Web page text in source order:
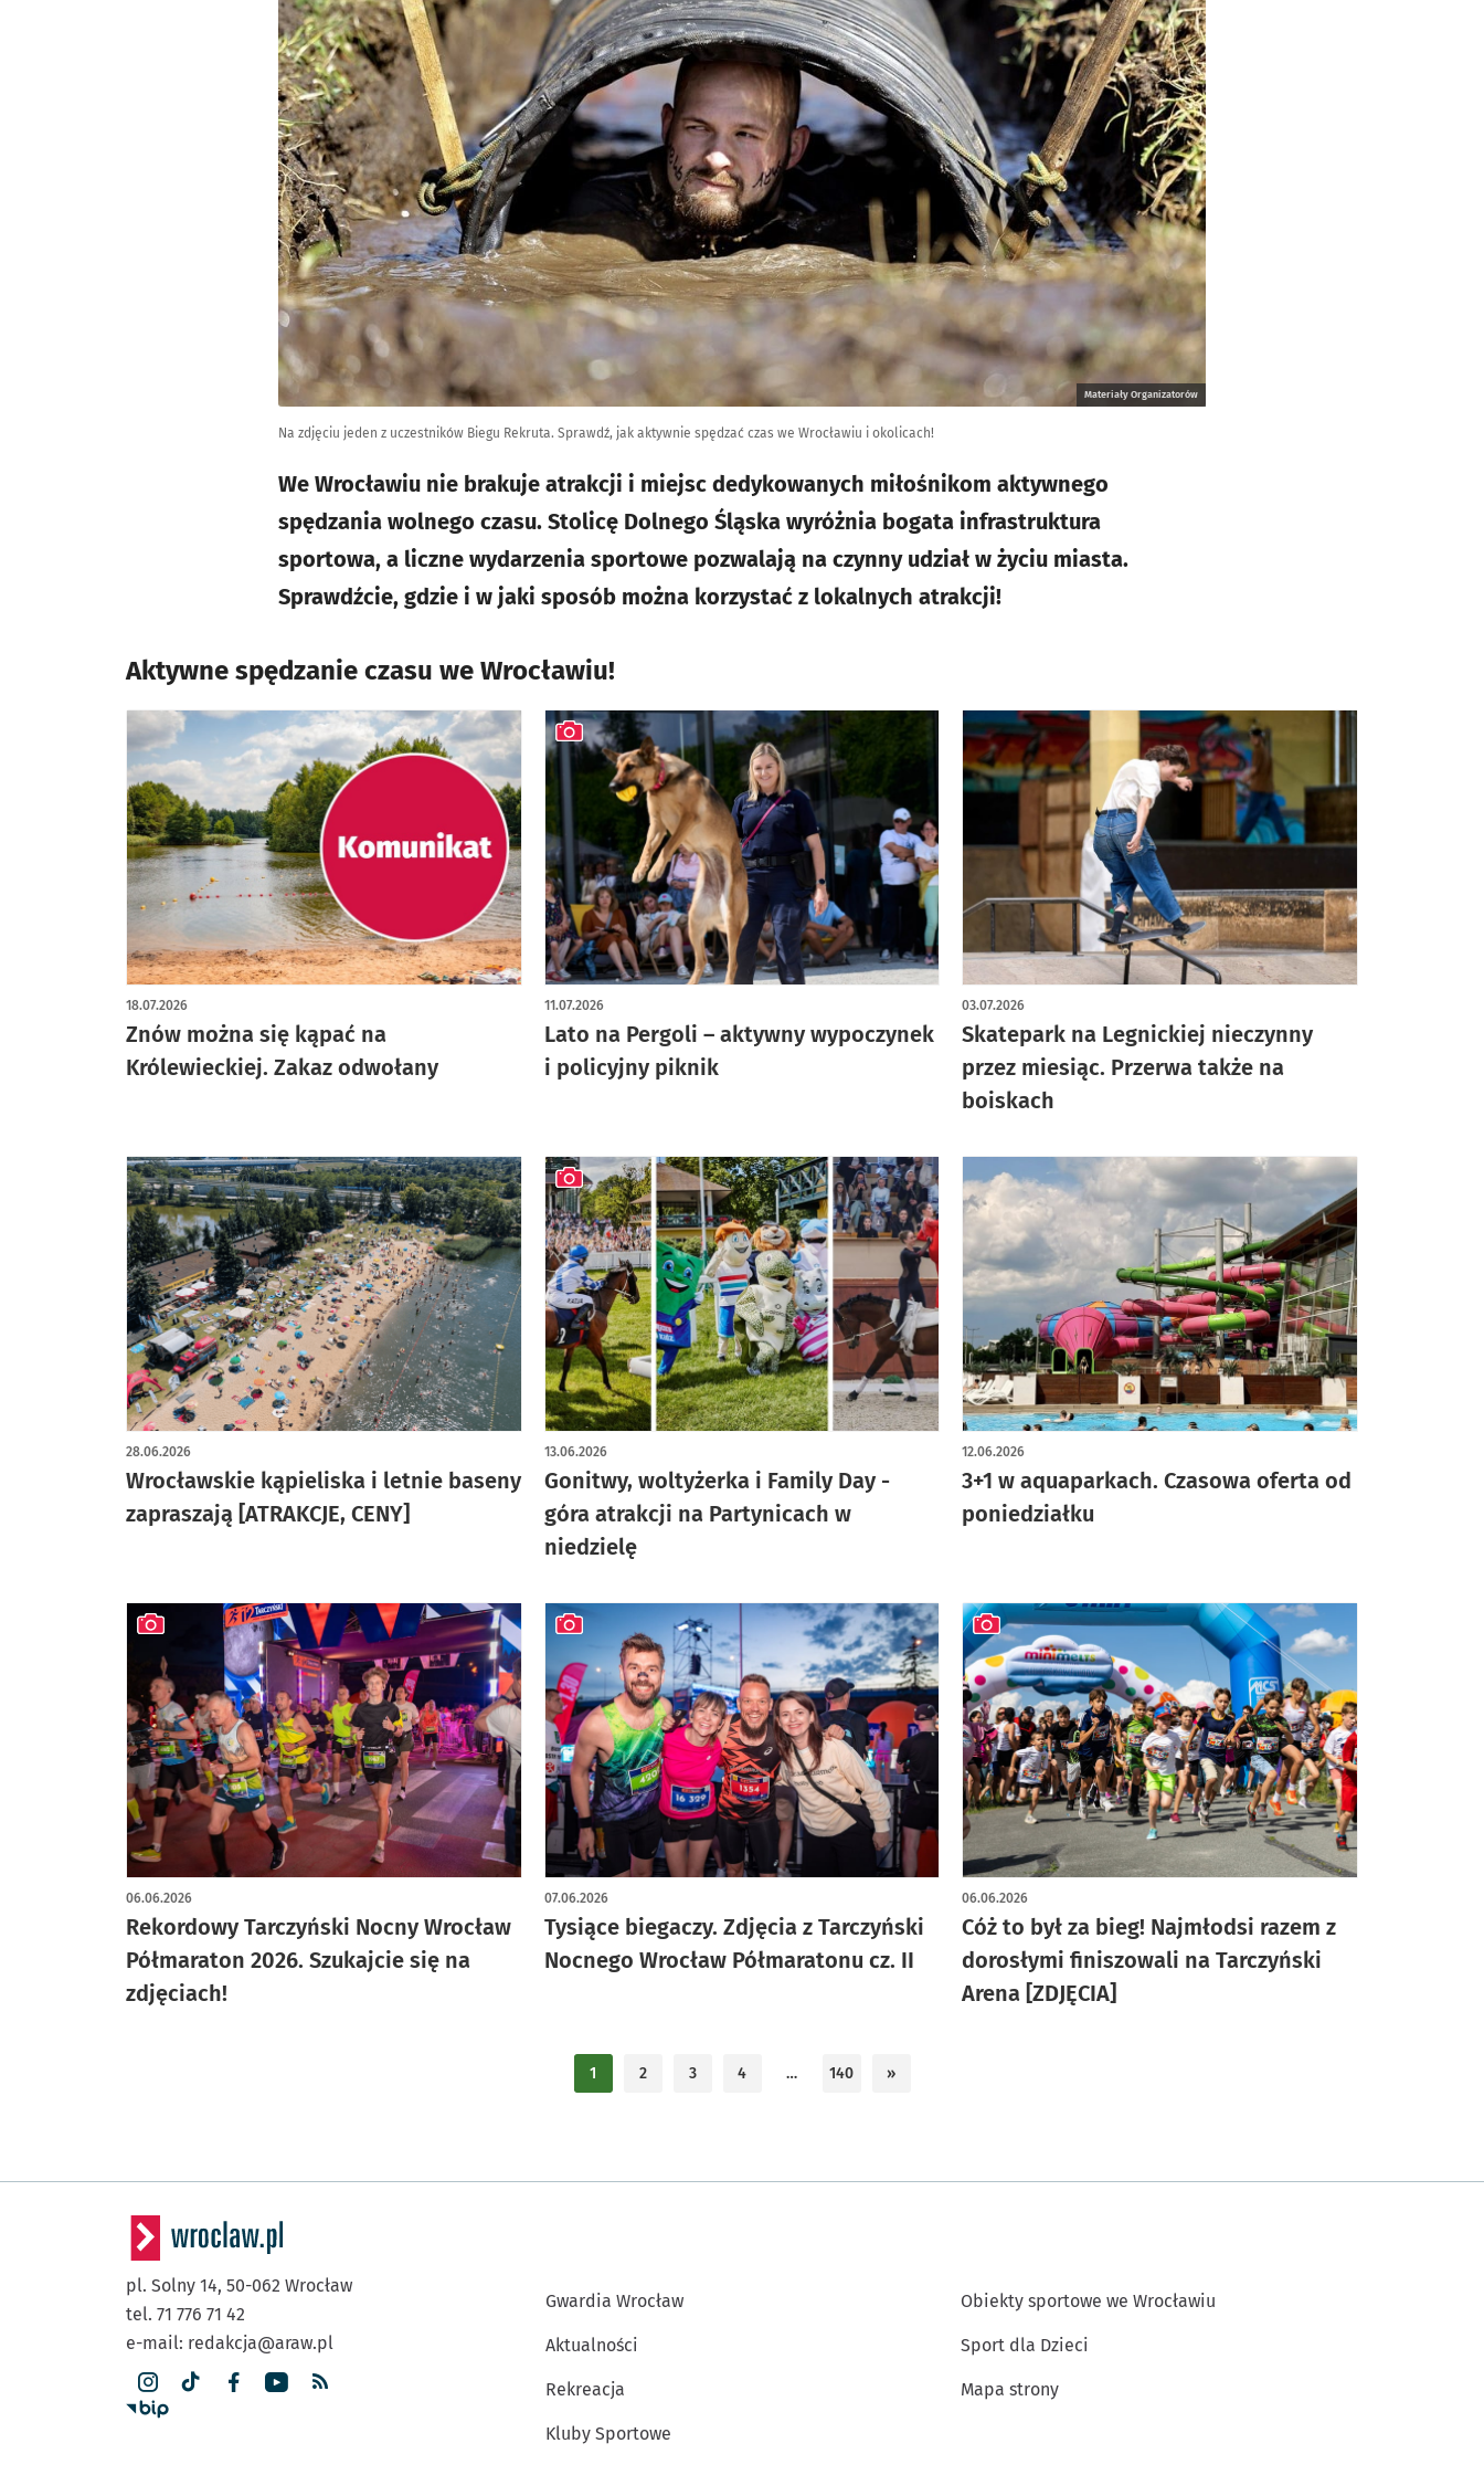
Materiały Organizatorów
Na zdjęciu jeden z uczestników Biegu Rekruta. Sprawdź, jak aktywnie spędzać czas we Wrocławiu i okolicach!
We Wrocławiu nie brakuje atrakcji i miejsc dedykowanych miłośnikom aktywnego
spędzania wolnego czasu. Stolicę Dolnego Śląska wyróżnia bogata infrastruktura
sportowa, a liczne wydarzenia sportowe pozwalają na czynny udział w życiu miasta.
Sprawdźcie, gdzie i w jaki sposób można korzystać z lokalnych atrakcji!
Aktywne spędzanie czasu we Wrocławiu!
Znów można się kąpać na
Królewieckiej. Zakaz odwołany
18.07.2026
Lato na Pergoli – aktywny wypoczynek
i policyjny piknik
11.07.2026
artykuł z galerią zdjęć
Skatepark na Legnickiej nieczynny
przez miesiąc. Przerwa także na
boiskach
03.07.2026
Wrocławskie kąpieliska i letnie baseny
zapraszają [ATRAKCJE, CENY]
28.06.2026
Gonitwy, woltyżerka i Family Day -
góra atrakcji na Partynicach w
niedzielę
13.06.2026
artykuł z galerią zdjęć
3+1 w aquaparkach. Czasowa oferta od
poniedziałku
12.06.2026
Rekordowy Tarczyński Nocny Wrocław
Półmaraton 2026. Szukajcie się na
zdjęciach!
06.06.2026
artykuł z galerią zdjęć
Tysiące biegaczy. Zdjęcia z Tarczyński
Nocnego Wrocław Półmaratonu cz. II
07.06.2026
artykuł z galerią zdjęć
Cóż to był za bieg! Najmłodsi razem z
dorosłymi finiszowali na Tarczyński
Arena [ZDJĘCIA]
06.06.2026
artykuł z galerią zdjęć
1 2 3 4 … 140 »
pl. Solny 14, 50-062 Wrocław
tel. 71 776 71 42
e-mail: redakcja@araw.pl
Gwardia Wrocław
Aktualności
Rekreacja
Kluby Sportowe
Obiekty sportowe we Wrocławiu
Sport dla Dzieci
Mapa strony